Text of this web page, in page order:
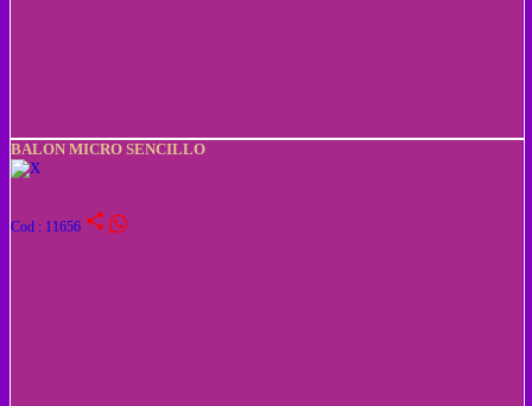
BALON MICRO SENCILLO
Cod : 11656 share